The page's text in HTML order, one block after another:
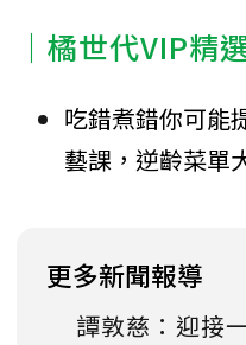
｜橘世代VIP
吃錯煮錯你可能
藝課，逆齡菜單
更多新聞報導
譚敦慈：迎接